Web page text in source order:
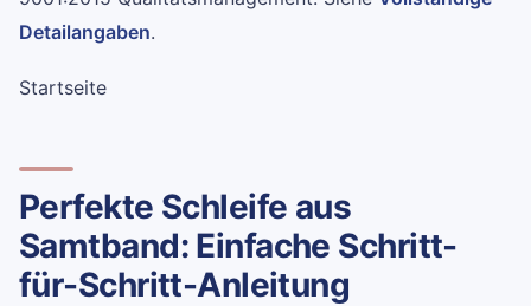
Detailangaben.
Startseite
Perfekte Schleife aus
Samtband: Einfache Schritt-
für-Schritt-Anleitung